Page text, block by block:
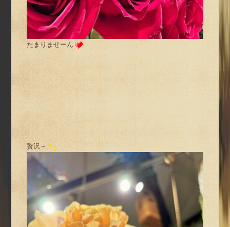
たまりませーん
贅沢～